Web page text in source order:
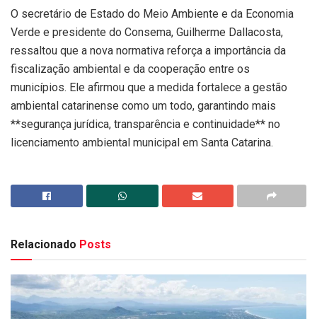
O secretário de Estado do Meio Ambiente e da Economia
Verde e presidente do Consema, Guilherme Dallacosta,
ressaltou que a nova normativa reforça a importância da
fiscalização ambiental e da cooperação entre os
municípios. Ele afirmou que a medida fortalece a gestão
ambiental catarinense como um todo, garantindo mais
**segurança jurídica, transparência e continuidade** no
licenciamento ambiental municipal em Santa Catarina.
Relacionado Posts